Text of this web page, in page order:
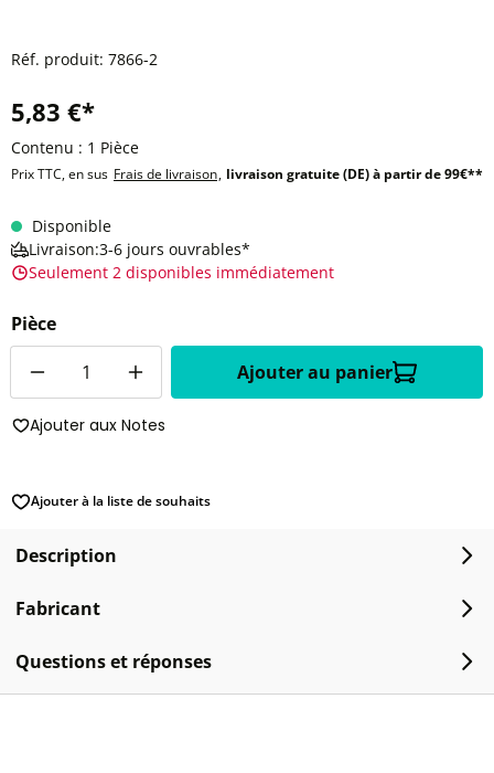
Réf. produit: 7866-2
5,83 €*
Contenu : 1 Pièce
Prix TTC, en sus Frais de livraison, livraison gratuite (DE) à partir de 99€**
Disponible
Livraison:3-6 jours ouvrables*
Seulement 2 disponibles immédiatement
Pièce
Ajouter au panier
Ajouter aux Notes
Ajouter à la liste de souhaits
Description
Fabricant
Questions et réponses